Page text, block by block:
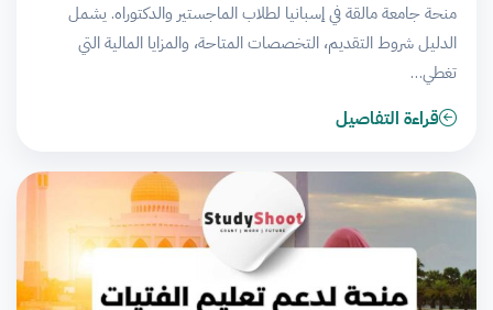
منحة جامعة مالقة في إسبانيا لطلاب الماجستير والدكتوراه. يشمل
الدليل شروط التقديم، التخصصات المتاحة، والمزايا المالية التي
تغطي…
قراءة التفاصيل